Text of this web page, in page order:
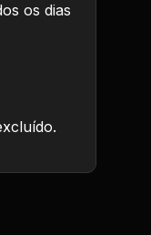
os dias